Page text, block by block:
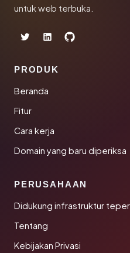
untuk web terbuka.
PRODUK
Beranda
Fitur
Cara kerja
Domain yang baru diperiksa
PERUSAHAAN
Didukung infrastruktur
Tentang
Kebijakan Privasi